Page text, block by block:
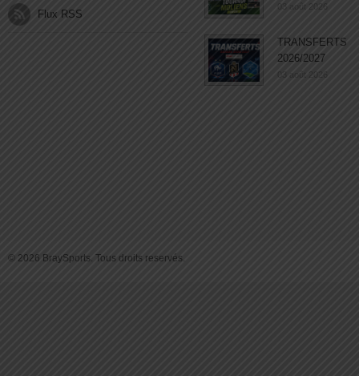
Flux RSS
03 août 2026
TRANSFERTS
2026/2027
03 août 2026
© 2026 BraySports. Tous droits reservés.